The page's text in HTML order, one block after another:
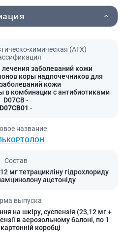
химическая (АТХ)
заболеваний кожи
коры надпочечников для
кожи
в комбинации с антибиотиками
D07CB -
D07CB01 -
название
Состав
мг тетрацикліну гідрохлориду
ацетоніду
выпуска
на шкіру, суспензія (23,12 мг +
в аерозольному балоні, по 1
коробці